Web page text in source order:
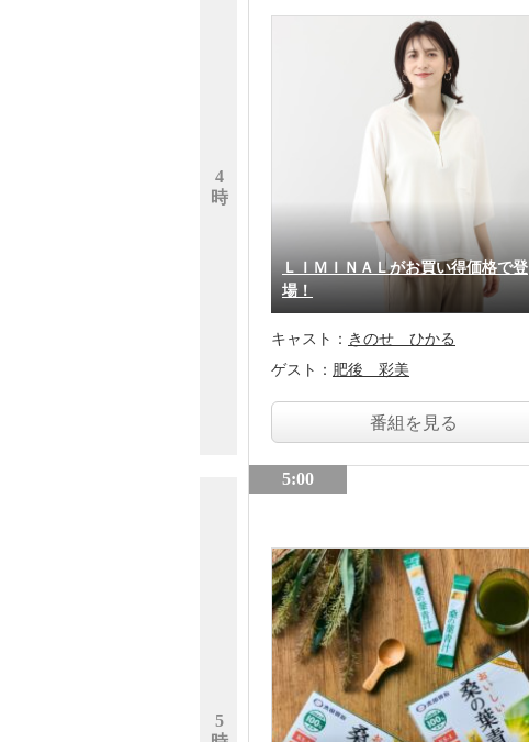
4
時
5
ＬＩＭＩＮＡＬがお買い得価格で登
場！
キャスト： きのせ ひかる
ゲスト： 肥後 彩美
番組を見る
5:00